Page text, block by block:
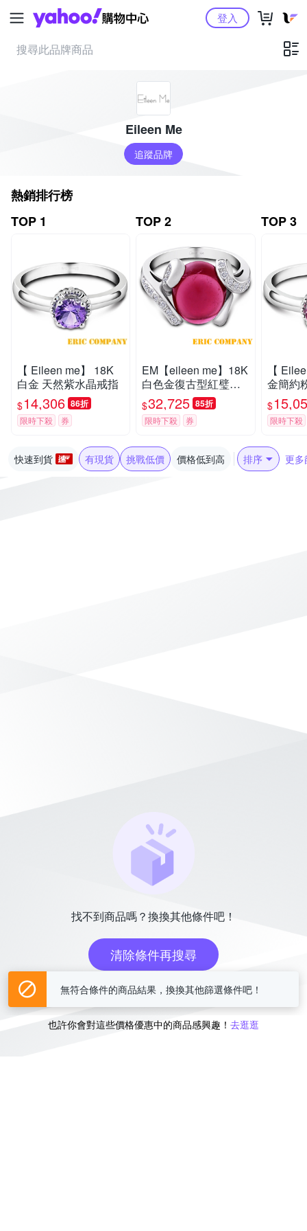
Yahoo購物中心登入
Eileen Me
追蹤品牌
熱銷排行榜
TOP 1
【 Eileen me】 18K
白金 天然紫水晶戒指
$14,306 86折
限時下殺 券
TOP 2
EM【eileen me】18K
白色金復古型紅璧璽
鑽戒
$32,725 85折
限時下殺 券
TOP 3
【
金簡約
$
限時下殺
快速到貨 有現貨 挑戰低價 價格低到高 排序 更多
找不到商品嗎？換換其他條件吧！
清除條件再搜尋
或
也許你會對這些價格優惠中的商品感興趣！ 去逛逛
無符合條件的商品結果，換換其他篩選條件吧！